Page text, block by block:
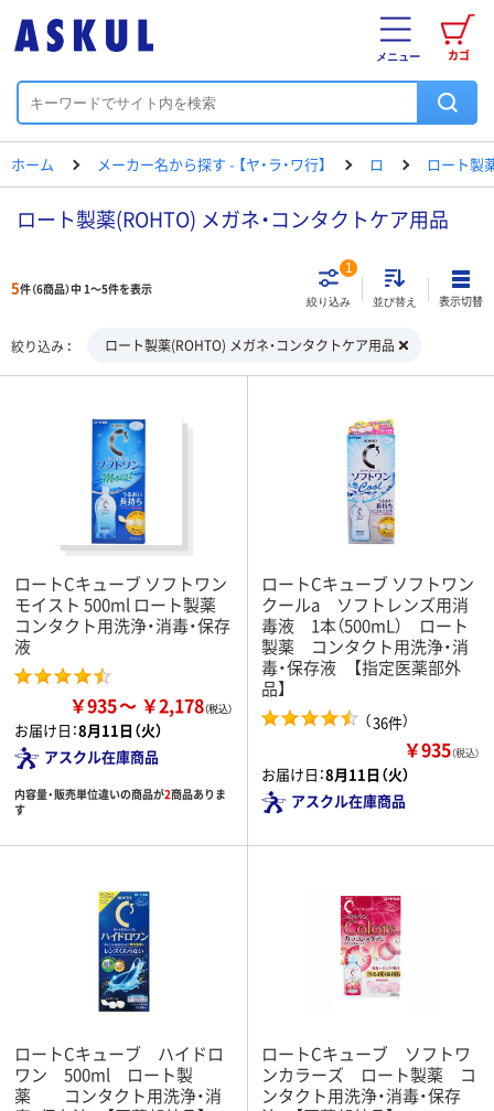
カゴ
メニュー
ホーム メーカー名から探す - 【ヤ・ラ・ワ行】 ロ ロート製
ロート製薬(ROHTO) メガネ・コンタクトケア用品
5件（6商品）中 1～5件を表示
絞り込み
1
並び替え 表示切替
絞り込み ロート製薬(ROHTO) メガネ・コンタクトケア用品
ロートCキューブ ソフトワン
モイスト 500ml ロート製薬
コンタクト用洗浄・消毒・保存
液
￥935 ￥2,178
お届け日：8月11日（火）
アスクル在庫商品
内容量・販売単位違いの商品が2商品ありま
す
ロートCキューブ ソフトワン
クールa ソフトレンズ用消
毒液 1本（500mL） ロート
製薬 コンタクト用洗浄・消
毒・保存液 【指定医薬部外
品】
（36件）
￥935（税込）
お届け日：8月11日（火）
アスクル在庫商品
ロートCキューブ ハイドロ
ワン 500ml ロート製
薬 コンタクト用洗浄・消
ロートCキューブ ソフトワ
ンカラーズ ロート製薬 コ
ンタクト用洗浄・消毒・保存